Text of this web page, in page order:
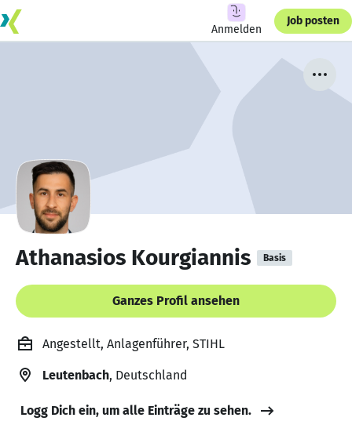
Anmelden
Job posten
Athanasios Kourgiannis Basis
Ganzes Profil ansehen
Angestellt, Anlagenführer, STIHL
Leutenbach, Deutschland
Logg Dich ein, um alle Einträge zu sehen.